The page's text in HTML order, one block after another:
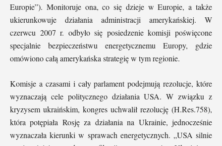
Europie”). Monitoruje ona, co się dzieje w Europie, a także
ukierunkowuje działania administracji amerykańskiej. W
czerwcu 2007 r. odbyło się posiedzenie komisji poświęcone
specjalnie bezpieczeństwu energetycznemu Europy, gdzie
omówiono całą amerykańska strategię w tym regionie.
Komisje a czasami i cały parlament podejmują rezolucje, które
wyznaczają cele politycznego działania USA. W związku z
kryzysem ukraińskim, kongres uchwalił rezolucję (H.Res.758),
która potępiała Rosję za działania na Ukrainie, jednocześnie
wyznaczała kierunki w sprawach energetycznych. „USA silnie